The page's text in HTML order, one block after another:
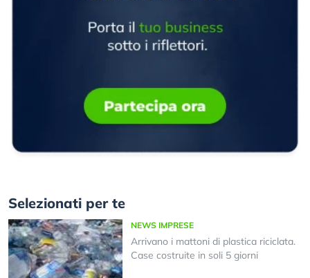
Selezionati per te
NEWS IMPRESE
Arrivano i mattoni di plastica riciclata.
Case costruite in soli 5 giorni